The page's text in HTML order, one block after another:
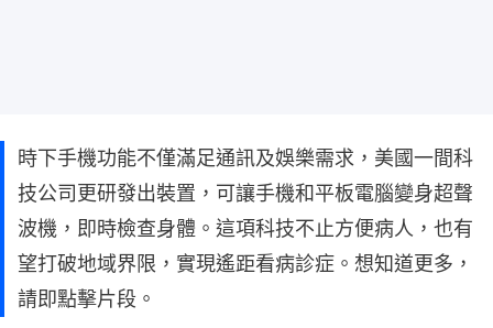
時下手機功能不僅滿足通訊及娛樂需求，美國一間科
技公司更研發出裝置，可讓手機和平板電腦變身超聲
波機，即時檢查身體。這項科技不止方便病人，也有
望打破地域界限，實現遙距看病診症。想知道更多，
請即點擊片段。